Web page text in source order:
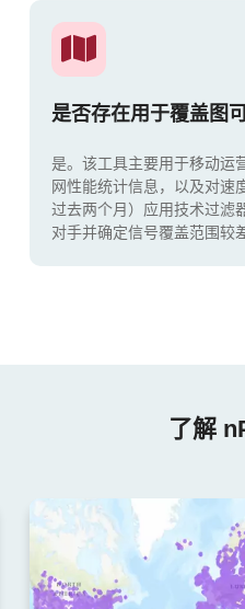
是否存在用于覆盖图
是。该工具主要用于移动运
网性能统计信息，以及对速
过去两个月）应用技术过滤
对手并确定信号覆盖范围较
了解